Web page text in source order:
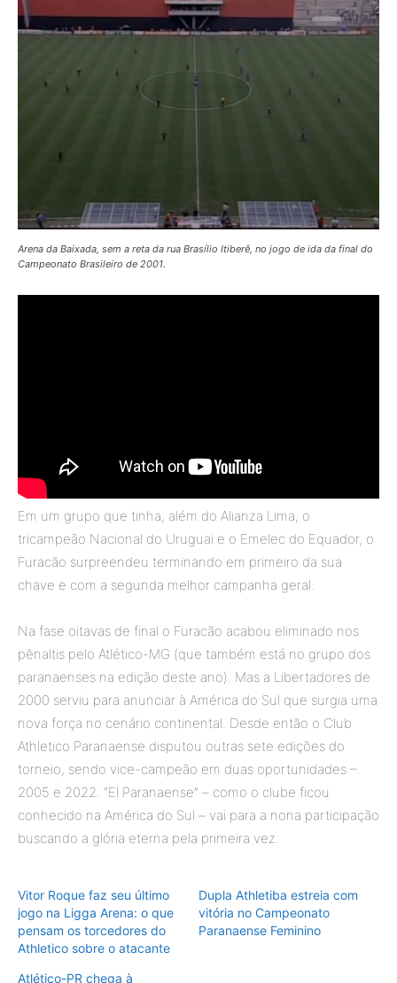
Arena da Baixada, sem a reta da rua Brasílio Itiberê, no jogo de ida da final do
Campeonato Brasileiro de 2001.
Em um grupo que tinha, além do Alianza Lima, o
tricampeão Nacional do Uruguai e o Emelec do Equador, o
Furacão surpreendeu terminando em primeiro da sua
chave e com a segunda melhor campanha geral.
Na fase oitavas de final o Furacão acabou eliminado nos
pênaltis pelo Atlético-MG (que também está no grupo dos
paranaenses na edição deste ano). Mas a Libertadores de
2000 serviu para anunciar à América do Sul que surgia uma
nova força no cenário continental. Desde então o Club
Athletico Paranaense disputou outras sete edições do
torneio, sendo vice-campeão em duas oportunidades –
2005 e 2022. “El Paranaense” – como o clube ficou
conhecido na América do Sul – vai para a nona participação
buscando a glória eterna pela primeira vez.
Vitor Roque faz seu último
jogo na Ligga Arena: o que
pensam os torcedores do
Athletico sobre o atacante
Dupla Athletiba estreia com
vitória no Campeonato
Paranaense Feminino
Atlético-PR chega à